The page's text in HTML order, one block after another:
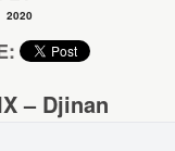
2020
– Djinan